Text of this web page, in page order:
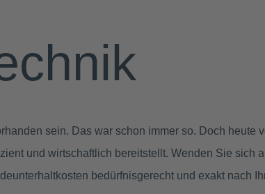
sein. Das war schon immer so. Doch heute
und wirtschaftlich bereitstellt. Wenden Sie sich
bedürfnisgerecht und exakt nach